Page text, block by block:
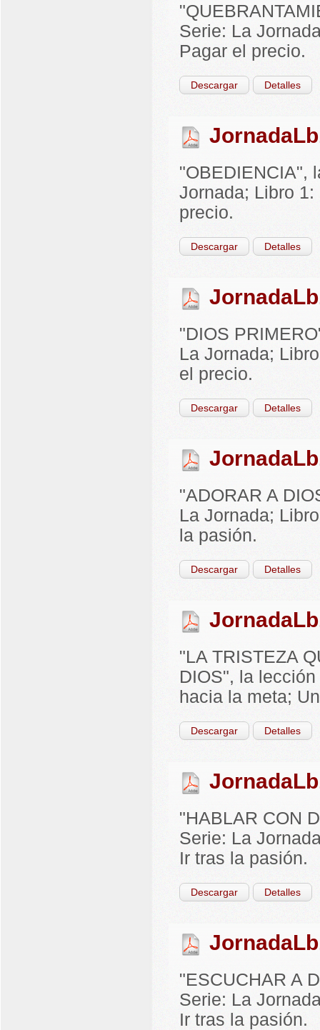
Serie: La
Pagar el precio.
Descargar Detalles
"OBEDIENCIA",
Jornada; Libro
precio.
Descargar Detalles
"DIOS
La Jornada;
el precio.
Descargar Detalles
"ADORAR A
La Jornada;
la pasión.
Descargar Detalles
"LA TRISTEZA
DIOS", la
hacia la meta;
Descargar Detalles
"HABLAR CON
Serie: La
Ir tras la pasión.
Descargar Detalles
"ESCUCHAR A
Serie: La
Ir tras la pasión.